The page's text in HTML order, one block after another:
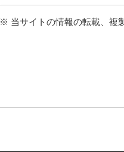
※ 当サイトの情報の転載、複